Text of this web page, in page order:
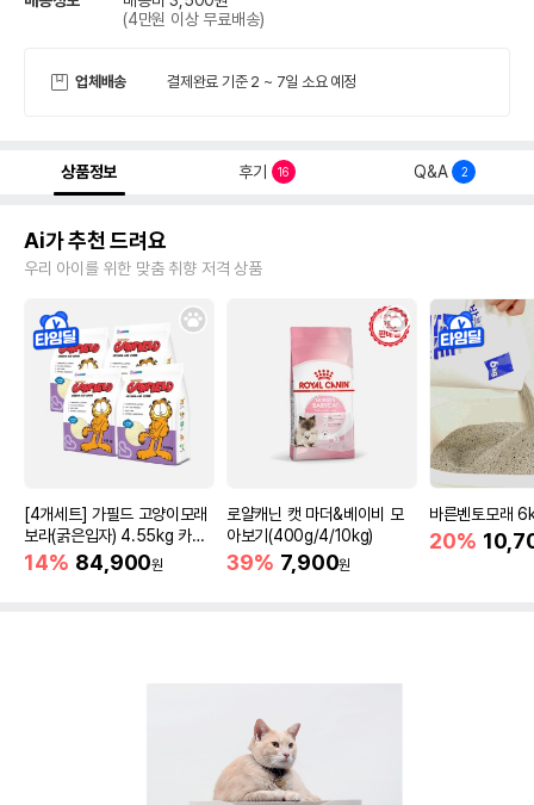
(4만원 이상 무료배송)
업체배송 결제완료 기준 2 ~ 7일 소요 예정
상품정보 후기 16 Q&A 2
Ai가 추천 드려요
우리 아이를 위한 맞춤 취향 저격 상품
[4개세트] 가필드 고양이모래
보라(굵은입자) 4.55kg 카사
바모래
14% 84,900원
로얄캐닌 캣 마더&베이비 모
아보기(400g/4/10kg)
39% 7,900원
바른벤토모래
20%